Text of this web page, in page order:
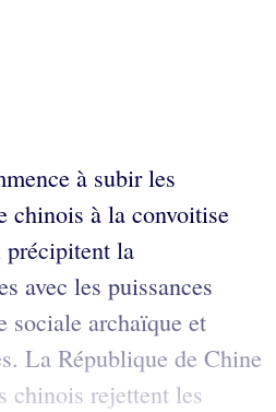
à subir les
chinois à la convoitise
précipitent la
avec les puissances
sociale archaïque et
La République de Chine
chinois rejettent les